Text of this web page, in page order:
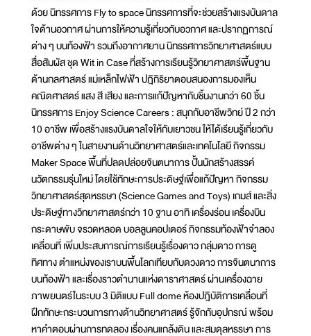
ด้วย นิทรรศการ Fly to space นิทรรศการที่จะช่วยสร้างแรงบันดาล
ใจด้านอวกาศ ผ่านการให้ความรู้เกี่ยวกับอวกาศ และปรากฏการณ์
ต่าง ๆ บนท้องฟ้า รวมถึงอากาศยาน นิทรรศการวิทยาศาสตร์แบบ
สื่อสัมผัส ชุด Wit in Case ที่สร้างการเรียนรู้วิทยาศาสตร์พื้นฐาน
ด้านกลศาสตร์ แม่เหล็กไฟฟ้า ปฎิกิริยาตอบสนองการมองเห็น
คณิตศาสตร์ แสง สี เสียง และการแก้ปัญหากับชิ้นงานกว่า 60 ชิ้น
นิทรรศการ Enjoy Science Careers : สนุกกับอาชีพวิทย์ ปี 2 กว่า
10 อาชีพ เพื่อสร้างแรงบันดาลใจให้กับเยาวชน ให้ได้เรียนรู้เกี่ยวกับ
อาชีพต่าง ๆ ในสายงานด้านวิทยาศาสตร์และเทคโนโลยี กิจกรรม
Maker Space พื้นที่ปลดปล่อยจินตนาการ ปั้นนักสร้างสรรค์
นวัตกรรมรุ่นใหม่ โดยใช้ทักษะการประดิษฐ์เพื่อแก้ปัญหา กิจกรรม
วิทยาศาสตร์สุดหรรษา (Science Games and Toys) เกมส์ และสิ่ง
ประดิษฐ์ทางวิทยาศาสตร์กว่า 10 ฐาน อาทิ เครื่องร่อน เครื่องบิน
กระดาษพับ จรวดหลอด บอลลูนคอปเตอร์ กิจกรรมท้องฟ้าจำลอง
เคลื่อนที่ เพิ่มประสบการณ์การเรียนรู้เรื่องดาว กลุ่มดาว การดู
ทิศทาง ตำแหน่งของเราบนพื้นโลกเทียบกับดวงดาว การจินตนาการ
บนท้องฟ้า และเรื่องราวตำนานแห่งดาราศาสตร์ ผ่านเครื่องฉาย
ภาพยนตร์ในระบบ 3 มิติแบบ Full dome ห้องปฎิบัติการเคลื่อนที่
ฝึกทักษะกระบวนการทางด้านวิทยาศาสตร์ รู้จักกับอุปกรณ์ พร้อม
หาคำตอบผ่านการทดลอง เรื่องคนแกล้งดิน และสมดุลหรรษา การ